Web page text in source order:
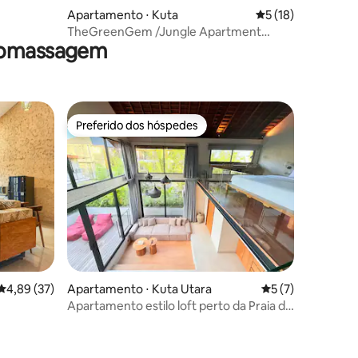
Apartamento ⋅ Kuta 5 de uma
5 (18)
TheGreenGem /Jungle Apartment
/7min a pé da praia
de uma avaliação média de 5, 37 avaliações
4,89 (37)
Preferido dos hóspedes
Preferido dos hóspedes
Apartamento ⋅ Kuta Utara 5 de uma
5 (7)
Apartamento estilo loft perto da Praia de